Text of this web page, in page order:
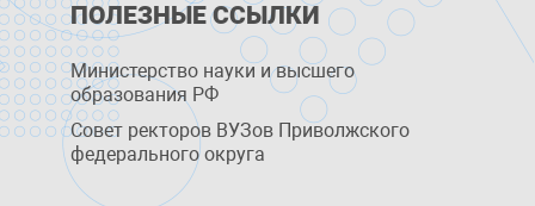
ПОЛЕЗНЫЕ ССЫЛКИ
Министерство науки и высшего
образования РФ
Совет ректоров ВУЗов Приволжского
федерального округа